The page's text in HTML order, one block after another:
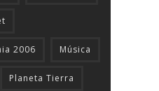
2006 Música
Planeta Tierra